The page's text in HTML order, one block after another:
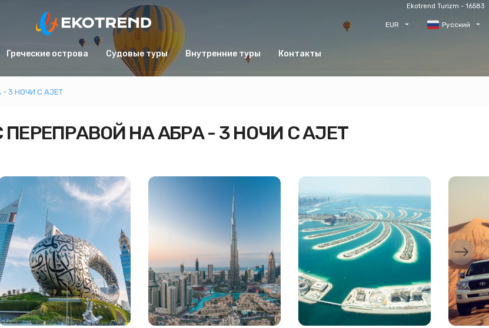
Ekotrend Turizm - 16583
EUR Русский
Греческие острова Судовые туры Внутренние туры Контакты
3 НОЧИ С AJET
НА АБРА - 3 НОЧИ С AJET